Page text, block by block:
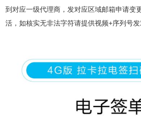
到对应一级代理商，发对应区域邮箱申请变
活，如核实无非法字符请提供视频+序列号